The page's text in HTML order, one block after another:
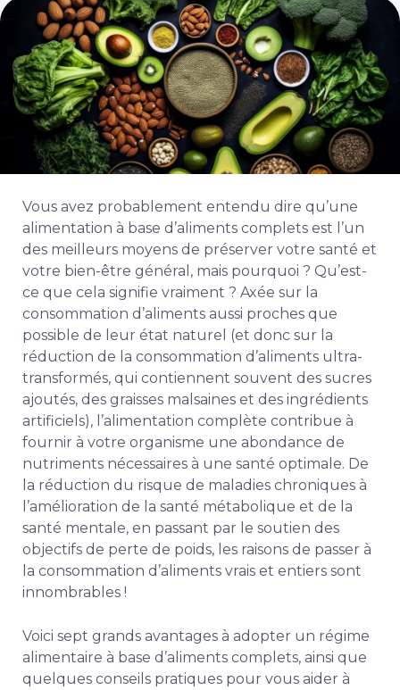
Vous avez probablement entendu dire qu’une
alimentation à base d’aliments complets est l’un
des meilleurs moyens de préserver votre santé et
votre bien-être général, mais pourquoi ? Qu’est-
ce que cela signifie vraiment ? Axée sur la
consommation d’aliments aussi proches que
possible de leur état naturel (et donc sur la
réduction de la consommation d’aliments ultra-
transformés, qui contiennent souvent des sucres
ajoutés, des graisses malsaines et des ingrédients
artificiels), l’alimentation complète contribue à
fournir à votre organisme une abondance de
nutriments nécessaires à une santé optimale. De
la réduction du risque de maladies chroniques à
l’amélioration de la santé métabolique et de la
santé mentale, en passant par le soutien des
objectifs de perte de poids, les raisons de passer à
la consommation d’aliments vrais et entiers sont
innombrables !
Voici sept grands avantages à adopter un régime
alimentaire à base d’aliments complets, ainsi que
quelques conseils pratiques pour vous aider à